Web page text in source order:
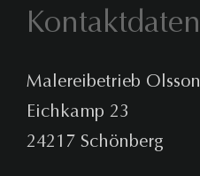
Kontaktdaten
Malereibetrieb Olsson
Eichkamp 23
24217 Schönberg